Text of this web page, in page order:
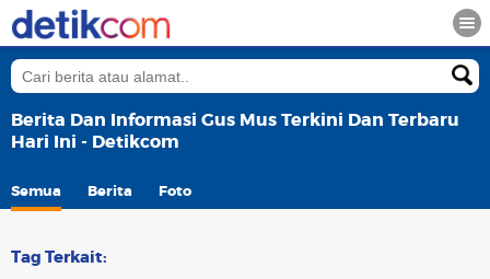
Berita Dan Informasi Gus Mus Terkini Dan Terbaru
Hari Ini - Detikcom
Semua Berita Foto
Tag Terkait: